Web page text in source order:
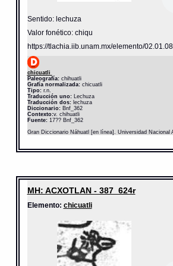
Sentido: lechuza
Valor fonético: chiqu
https://tlachia.iib.unam.mx/elemento/02.01.08
chicuatli
Paleografía:chihuatli
Grafía normalizada:chicuatli
Tipo:r.n.
Traducción uno:Lechuza
Traducción dos:lechuza
Diccionario: Bnf_362
Contexto:v. chihuatli
Fuente:17?? Bnf_362
Gran Diccionario Náhuatl [en línea]. Universidad
MH: ACXOTLAN - 387_624r
Elemento: chicuatli